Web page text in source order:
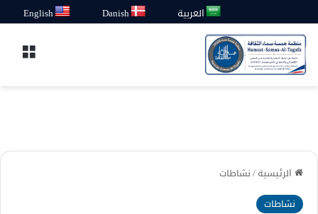
العربية Danish
English
الرئيسية/نشاطات
نشاطات